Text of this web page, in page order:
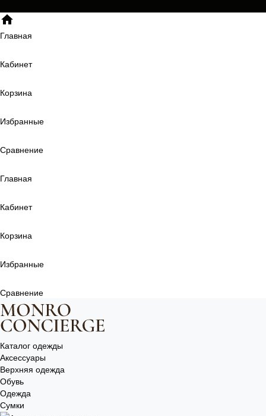
Главная
Кабинет
Корзина
Избранные
Сравнение
Главная
Кабинет
Корзина
Избранные
Сравнение
Каталог одежды
Аксессуары
Верхняя одежда
Обувь
Одежда
Сумки